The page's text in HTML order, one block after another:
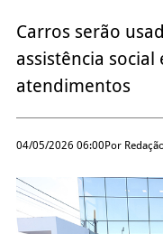
Carros serão
assistência
atendimentos
04/05/2026 06:00Por